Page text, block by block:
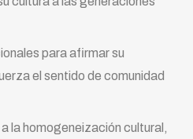
para afirmar su
el sentido de comunidad
la homogeneización cultural,